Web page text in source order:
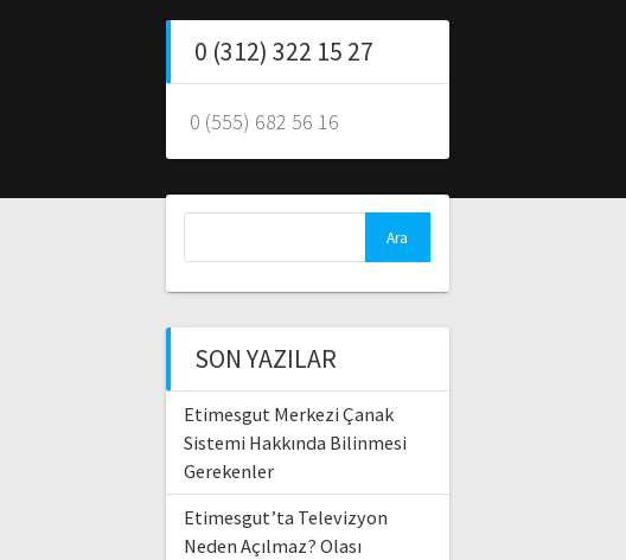
0 (312) 322 15 27
0 (555) 682 56 16
SON YAZILAR
Etimesgut Merkezi Çanak
Sistemi Hakkında Bilinmesi
Gerekenler
Etimesgut’ta Televizyon
Neden Açılmaz? Olası